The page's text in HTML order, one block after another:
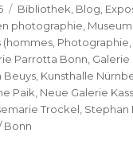
Kategorien
Bibliothek Blog
photographie Museum
(hommes Photographie
Parrotta Bonn Galerie
Beuys Kunsthalle
Paik Neue Galerie
Trockel Stephan
Bonn